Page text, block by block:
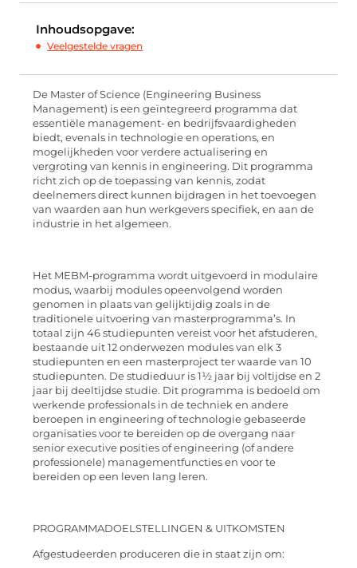
Inhoudsopgave:
Veelgestelde vragen
De Master of Science (Engineering Business
Management) is een geïntegreerd programma dat
essentiële management- en bedrijfsvaardigheden
biedt, evenals in technologie en operations, en
mogelijkheden voor verdere actualisering en
vergroting van kennis in engineering. Dit programma
richt zich op de toepassing van kennis, zodat
deelnemers direct kunnen bijdragen in het toevoegen
van waarden aan hun werkgevers specifiek, en aan de
industrie in het algemeen.
Het MEBM-programma wordt uitgevoerd in modulaire
modus, waarbij modules opeenvolgend worden
genomen in plaats van gelijktijdig zoals in de
traditionele uitvoering van masterprogramma’s. In
totaal zijn 46 studiepunten vereist voor het afstuderen,
bestaande uit 12 onderwezen modules van elk 3
studiepunten en een masterproject ter waarde van 10
studiepunten. De studieduur is 1½ jaar bij voltijdse en 2
jaar bij deeltijdse studie. Dit programma is bedoeld om
werkende professionals in de techniek en andere
beroepen in engineering of technologie gebaseerde
organisaties voor te bereiden op de overgang naar
senior executive posities of engineering (of andere
professionele) managementfuncties en voor te
bereiden op een leven lang leren.
PROGRAMMADOELSTELLINGEN & UITKOMSTEN
Afgestudeerden produceren die in staat zijn om: